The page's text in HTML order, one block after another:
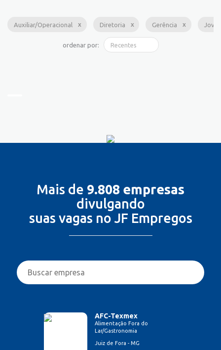
Auxiliar/Operacional Diretoria Gerência
ordenar por:
Mais de 9.808 empresas
divulgando
suas vagas no JF Empregos
AFC-Texmex
Alimentação Fora do
Lar/Gastronomia
Juiz de Fora - MG